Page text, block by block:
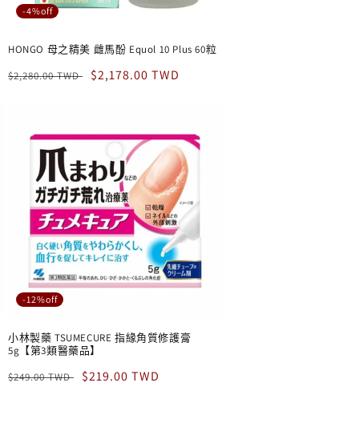
-4%off
HONGO 母之精美 雌馬酚 Equol 10 Plus 60粒
定
$2,280.00 TWD
售
$2,178.00 TWD
-12%off
小林製藥 TSUMECURE 指緣角質修護膏
5g【第3類醫藥品】
定
$249.00 TWD
售
$219.00 TWD